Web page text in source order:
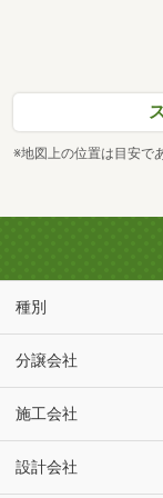
※地図上の位置は目安で
種別
分譲会社
施工会社
設計会社